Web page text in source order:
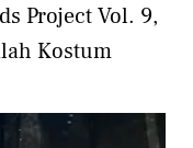
Project Vol. 9,
Kostum